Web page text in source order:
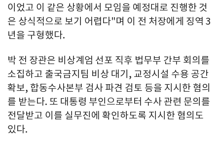
이었고 이 같은 상황에서 모임을 예정대로 진행한 것
은 상식적으로 보기 어렵다"며 이 전 처장에게 징역 3
년을 구형했다.
박 전 장관은 비상계엄 선포 직후 법무부 간부 회의를
소집하고 출국금지팀 비상 대기, 교정시설 수용 공간
확보, 합동수사본부 검사 파견 검토 등을 지시한 혐의
를 받는다. 또 대통령 부인으로부터 수사 관련 문의를
전달받고 이를 실무진에 확인하도록 지시한 혐의도
있다.